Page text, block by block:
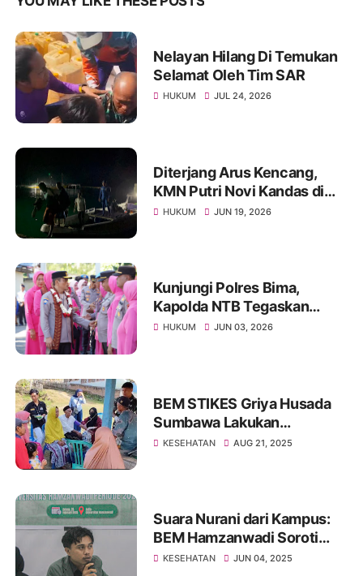
Nelayan Hilang Di Temukan
Selamat Oleh Tim SAR
HUKUM JUL 24, 2026
Diterjang Arus Kencang,
KMN Putri Novi Kandas di
Perairan Gili Banta, Lima
HUKUM JUN 19, 2026
Kunjungi Polres Bima,
Kapolda NTB Tegaskan
Komitmen Tingkatkan
HUKUM JUN 03, 2026
BEM STIKES Griya Husada
Sumbawa Lakukan
pemeriksaan kesehatan
KESEHATAN AUG 21, 2025
Suara Nurani dari Kampus:
BEM Hamzanwadi Soroti
Etika Pelayanan RSUD
KESEHATAN JUN 04, 2025